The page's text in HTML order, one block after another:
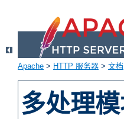
Apache > HTTP 服务器 > 文档
多处理